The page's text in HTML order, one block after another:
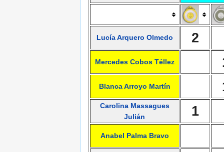
Lucía Arquero Olmedo 2
Mercedes Cobos Téllez
Blanca Arroyo Martín
Carolina Massagues
Julián
1
Anabel Palma Bravo